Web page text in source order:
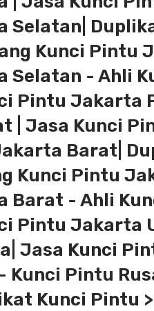
Selatan|
Kunci Pintu
Selatan - Ahli
Pintu Jakarta
| Jasa Kunci
Barat|
Kunci Pintu
Barat - Ahli
Pintu Jakarta
Jasa Kunci
Kunci Pintu
Kunci Pintu